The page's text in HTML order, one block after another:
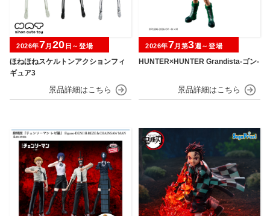
ほねほねスケルトンアクションフィ
ギュア3
2026年7月 20 日～登場
HUNTER×HUNTER Grandista-ゴン-
2026年7月第3週～登場